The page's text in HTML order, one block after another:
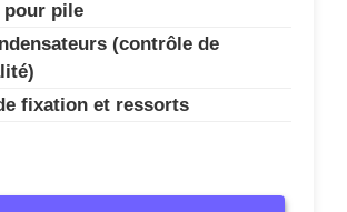
pour pile
(contrôle de
fixation et ressorts